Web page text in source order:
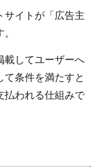
サイトが「広告主
載してユーザーへ
条件を満たすと
払われる仕組みで